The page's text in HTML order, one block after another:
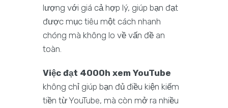
lượng với giá cả hợp lý, giúp bạn đạt
được mục tiêu một cách nhanh
chóng mà không lo về vấn đề an
toàn.
Việc đạt 4000h xem YouTube
không chỉ giúp bạn đủ điều kiện kiếm
tiền từ YouTube, mà còn mở ra nhiều